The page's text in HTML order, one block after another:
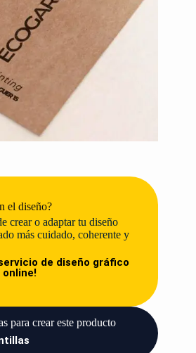
el diseño?
crear o adaptar tu diseño
más cuidado, coherente y
de diseño gráfico
online!
para crear este producto​